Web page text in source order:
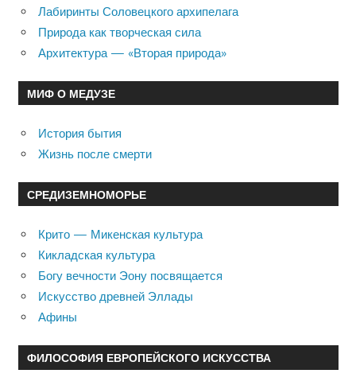
Лабиринты Соловецкого архипелага
Природа как творческая сила
Архитектура — «Вторая природа»
МИФ О МЕДУЗЕ
История бытия
Жизнь после смерти
СРЕДИЗЕМНОМОРЬЕ
Крито — Микенская культура
Кикладская культура
Богу вечности Эону посвящается
Искусство древней Эллады
Афины
ФИЛОСОФИЯ ЕВРОПЕЙСКОГО ИСКУССТВА